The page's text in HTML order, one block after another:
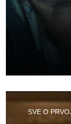
SVE O